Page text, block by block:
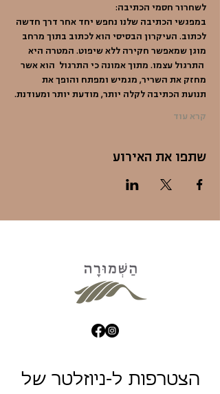
לשחרור חסמי הכתיבה:
במפגשי הכתיבה שלנו נחפש יחד אחר דרך חדשה
לכתוב. העיקרון הבסיסי הוא לכתוב בתוך מרחב
מוגן שמאפשר חקירה ללא שיפוט. המטרה היא
התרגול עצמו. מתוך אמונה כי התרגול  הוא אשר
מחזק את השריר, מגמיש ומפתח והופך את
תנועת הכתיבה לקלה יותר, מודעת יותר ומעודנת.
קרא עוד
שתפו את האירוע
הצטרפות ל-ניוזלטר של